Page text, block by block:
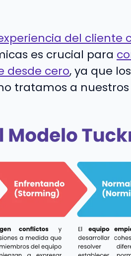
del cliente
es crucial para
desde cero, ya que
tratamos a